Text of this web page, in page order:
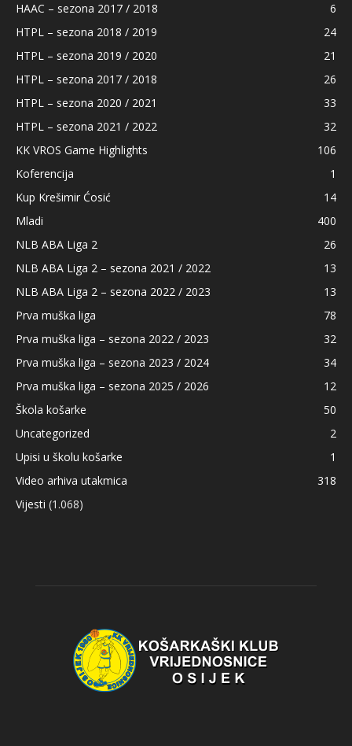
HAAC – sezona 2017 / 2018
6
HTPL – sezona 2018 / 2019
24
HTPL – sezona 2019 / 2020
21
HTPL – sezona 2017 / 2018
26
HTPL – sezona 2020 / 2021
33
HTPL – sezona 2021 / 2022
32
KK VROS Game Highlights
106
Koferencija
1
Kup Krešimir Ćosić
14
Mladi
400
NLB ABA Liga 2
26
NLB ABA Liga 2 – sezona 2021 / 2022
13
NLB ABA Liga 2 – sezona 2022 / 2023
13
Prva muška liga
78
Prva muška liga – sezona 2022 / 2023
32
Prva muška liga – sezona 2023 / 2024
34
Prva muška liga – sezona 2025 / 2026
12
Škola košarke
50
Uncategorized
2
Upisi u školu košarke
1
Video arhiva utakmica
318
Vijesti (1.068)